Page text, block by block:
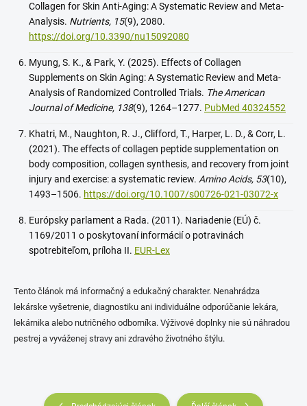
Collagen for Skin Anti-Aging: A Systematic Review and Meta-
Analysis. Nutrients, 15(9), 2080.
https://doi.org/10.3390/nu15092080
Myung, S. K., & Park, Y. (2025). Effects of Collagen
Supplements on Skin Aging: A Systematic Review and Meta-
Analysis of Randomized Controlled Trials. The American
Journal of Medicine, 138(9), 1264–1277. PubMed 40324552
Khatri, M., Naughton, R. J., Clifford, T., Harper, L. D., & Corr, L.
(2021). The effects of collagen peptide supplementation on
body composition, collagen synthesis, and recovery from joint
injury and exercise: a systematic review. Amino Acids, 53(10),
1493–1506. https://doi.org/10.1007/s00726-021-03072-x
Európsky parlament a Rada. (2011). Nariadenie (EÚ) č.
1169/2011 o poskytovaní informácií o potravinách
spotrebiteľom, príloha II. EUR-Lex
Tento článok má informačný a edukačný charakter. Nenahrádza
lekárske vyšetrenie, diagnostiku ani individuálne odporúčanie lekára,
lekárnika alebo nutričného odborníka. Výživové doplnky nie sú náhradou
pestrej a vyváženej stravy ani zdravého životného štýlu.